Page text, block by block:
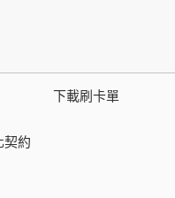
，可能會請您提供相關
互動性功能時，會保留
下載刷卡單
契約